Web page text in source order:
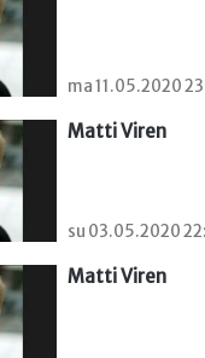
ma 11.05.2020
Matti Viren
su 03.05.2020
Matti Viren